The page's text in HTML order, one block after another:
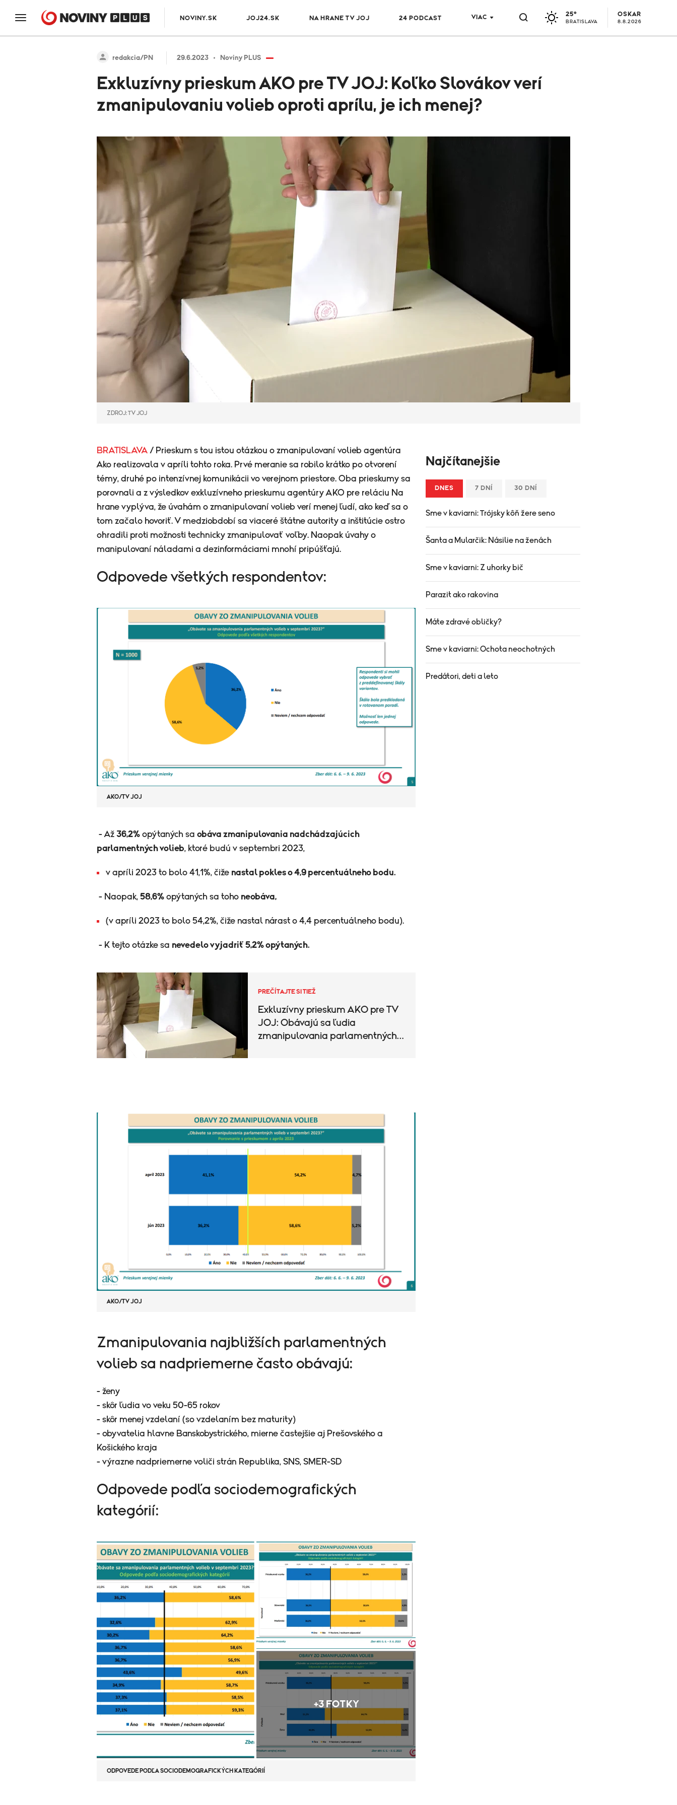
NOVINY.SK JOJ24.SK NA HRANE TV JOJ 24 PODCAST VIAC 25°
BRATISLAVA
OSKAR
8.8.2026
redakcia/PN 29.6.2023 Noviny PLUS
Exkluzívny prieskum AKO pre TV JOJ: Koľko Slovákov verí
zmanipulovaniu volieb oproti aprílu, je ich menej?
ZDROJ: TV JOJ
BRATISLAVA / Prieskum s tou istou otázkou o zmanipulovaní volieb agentúra
Ako realizovala v apríli tohto roka. Prvé meranie sa robilo krátko po otvorení
témy, druhé po intenzívnej komunikácii vo verejnom priestore. Oba prieskumy sa
porovnali a z výsledkov exkluzívneho prieskumu agentúry AKO pre reláciu Na
hrane vyplýva, že úvahám o zmanipulovaní volieb verí menej ľudí, ako keď sa o
tom začalo hovoriť. V medziobdobí sa viaceré štátne autority a inštitúcie ostro
ohradili proti možnosti technicky zmanipulovať voľby. Naopak úvahy o
manipulovaní náladami a dezinformáciami mnohí pripúšťajú.
​Odpovede všetkých respondentov:
AKO/TV JOJ
- Až 36,2% opýtaných sa obáva zmanipulovania nadchádzajúcich
parlamentných volieb, ktoré budú v septembri 2023,
v apríli 2023 to bolo 41,1%, čiže nastal pokles o 4,9 percentuálneho bodu.
- Naopak, 58,6% opýtaných sa toho neobáva,
(v apríli 2023 to bolo 54,2%, čiže nastal nárast o 4,4 percentuálneho bodu).
- K tejto otázke sa nevedelo vyjadriť 5,2% opýtaných.
PREČÍTAJTE SI TIEŽ
Exkluzívny prieskum AKO pre TV
JOJ: Obávajú sa ľudia
zmanipulovania parlamentných
AKO/TV JOJ
Zmanipulovania najbližších parlamentných
volieb sa nadpriemerne často obávajú:
- ženy
- skôr ľudia vo veku 50-65 rokov
- skôr menej vzdelaní (so vzdelaním bez maturity)
- obyvatelia hlavne Banskobystrického, mierne častejšie aj Prešovského a
Košického kraja
- výrazne nadpriemerne voliči strán Republika, SNS, SMER-SD
Odpovede podľa sociodemografických
kategórií:
+3 FOTKY
ODPOVEDE PODĽA SOCIODEMOGRAFICKÝCH KATEGÓRIÍ
Najčítanejšie
DNES 7 DNÍ 30 DNÍ
Sme v kaviarni: Trójsky kôň žere seno
Šanta a Mularčik: Násilie na ženách
Sme v kaviarni: Z uhorky bič
Parazit ako rakovina
Máte zdravé obličky?
Sme v kaviarni: Ochota neochotných
Predátori, deti a leto